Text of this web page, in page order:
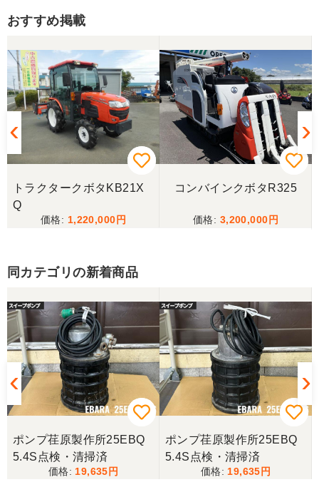
おすすめ掲載
トラクタークボタKB21X
Q
1,220,000
コンバインクボタR325
3,200,000
同カテゴリの新着商品
ポンプ荏原製作所25EBQ
5.4S点検・清掃済
19,635
ポンプ荏原製作所25EBQ
5.4S点検・清掃済
19,635